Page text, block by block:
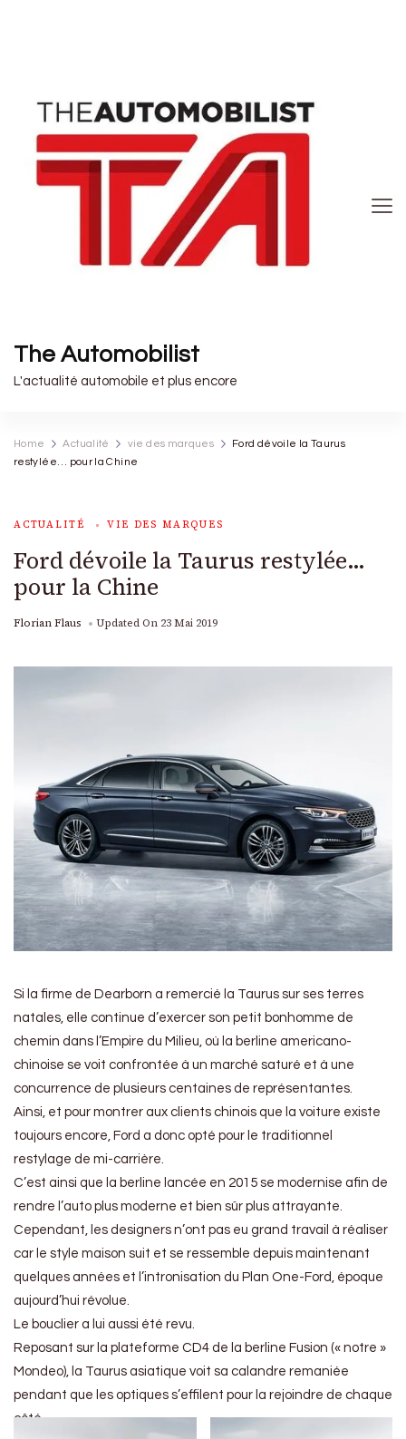
The Automobilist
L'actualité automobile et plus encore
Home Actualité vie des marques
Ford dévoile la Taurus
restylée… pour la Chine
ACTUALITÉ VIE DES MARQUES
Ford dévoile la Taurus restylée…
pour la Chine
Florian Flaus Updated On 23 Mai 2019
Si la firme de Dearborn a remercié la Taurus sur ses terres
natales, elle continue d’exercer son petit bonhomme de
chemin dans l’Empire du Milieu, où la berline americano-
chinoise se voit confrontée à un marché saturé et à une
concurrence de plusieurs centaines de représentantes.
Ainsi, et pour montrer aux clients chinois que la voiture existe
toujours encore, Ford a donc opté pour le traditionnel
restylage de mi-carrière.
C’est ainsi que la berline lancée en 2015 se modernise afin de
rendre l’auto plus moderne et bien sûr plus attrayante.
Cependant, les designers n’ont pas eu grand travail à réaliser
car le style maison suit et se ressemble depuis maintenant
quelques années et l’intronisation du Plan One-Ford, époque
aujourd’hui révolue.
Le bouclier a lui aussi été revu.
Reposant sur la plateforme CD4 de la berline Fusion (« notre »
Mondeo), la Taurus asiatique voit sa calandre remaniée
pendant que les optiques s’effilent pour la rejoindre de chaque
côté.